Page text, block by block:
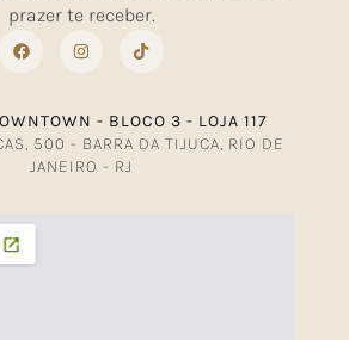
prazer te receber.
- BLOCO 3 - LOJA 117
500 - BARRA DA TIJUCA, RIO DE
JANEIRO - RJ